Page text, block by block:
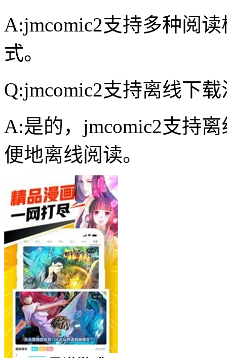
A:jmcomic2支持多种阅
式。
Q:jmcomic2支持离线下
A:是的，jmcomic2支持
便地离线阅读。